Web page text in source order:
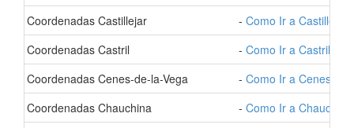
- Coordenadas Castillejar
- Como Ir a Castillejar
- Coordenadas Castril
- Como Ir a Castril
- Coordenadas Cenes-de-la-Vega
- Como Ir a Cenes-de-
- Coordenadas Chauchina
- Como Ir a Chauchina